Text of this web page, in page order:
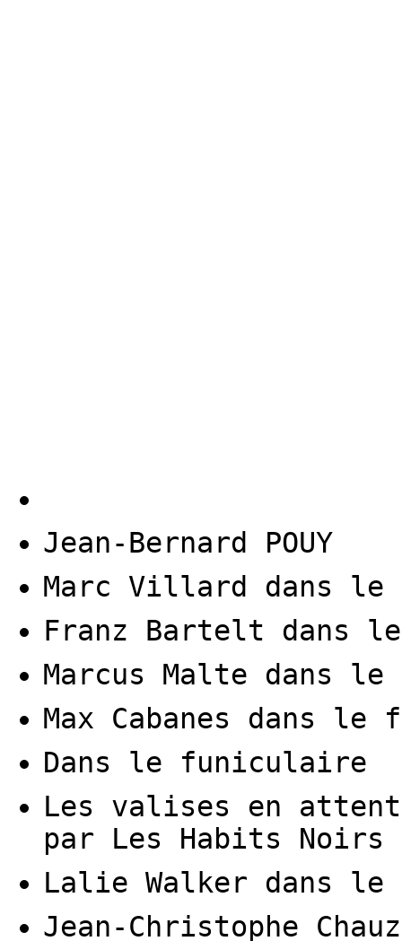
Jean-Bernard POUY
Marc Villard dans
Franz Bartelt dans
Marcus Malte dans
Max Cabanes dans
Dans le funiculaire
Les valises en
par Les Habits Noirs
Lalie Walker dans
Jean-Christophe